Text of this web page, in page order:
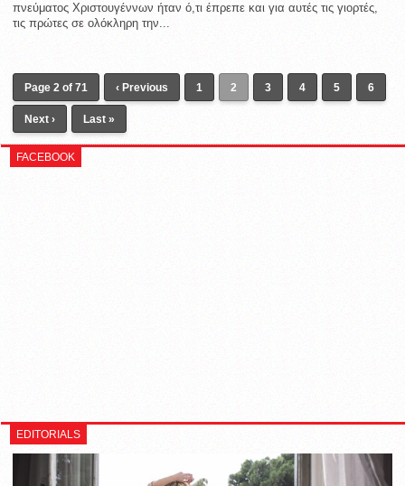
πνεύματος Χριστουγέννων ήταν ό,τι έπρεπε και για αυτές τις γιορτές,
τις πρώτες σε ολόκληρη την...
Page 2 of 71 ‹ Previous 1 2 3 4 5 6
Next › Last »
FACEBOOK
EDITORIALS